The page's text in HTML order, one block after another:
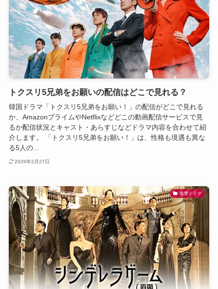
トクスリ5兄弟をお願いの配信はどこで見れる？
韓国ドラマ「トクスリ5兄弟をお願い！」の配信がどこで見れる
か、AmazonプライムやNetflixなどどこの動画配信サービスで見
るか配信状況とキャスト・あらすじなどドラマ内容を合わせて紹
介します。 「トクスリ5兄弟をお願い！」は、性格も境遇も異な
る5人の...
2026年2月27日
復讐ドラマ